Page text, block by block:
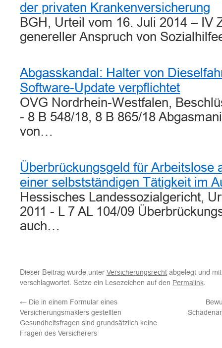
der privaten Krankenversicherung
BGH, Urteil vom 16. Juli 2014 – IV
genereller Anspruch von
Abgasskandal: Halter von
Software-Update verpflichtet
OVG Nordrhein-Westfalen,
- 8 B 548/18, 8 B 865/18
von…
Überbrückungsgeld für Arbeitslose
einer selbstständigen Tätigkeit im
Hessisches Landessozialgericht,
2011 - L 7 AL 104/09
auch…
Dieser Beitrag wurde unter Versicherungsrecht abgelegt und
verschlagwortet. Setze ein Lesezeichen auf den Permalink.
← Die in einem Formular eines
Versicherungsmaklers gestellten
Gesundheitsfragen sind grundsätzlich keine
Fragen des Versicherers